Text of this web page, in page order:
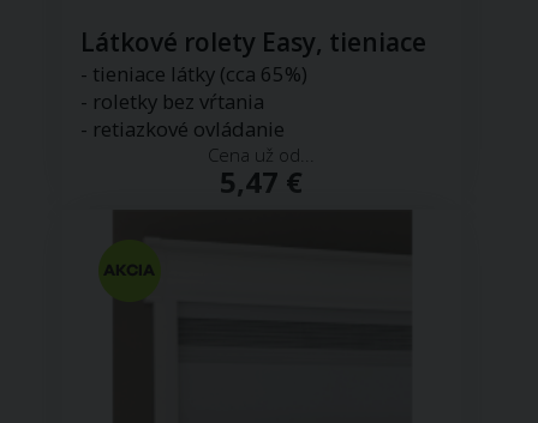
Látkové rolety Easy, tieniace
- tieniace látky (cca 65%)
- roletky bez vŕtania
- retiazkové ovládanie
Cena už od...
5,47 €